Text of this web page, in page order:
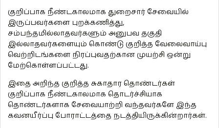
குறிப்பாக நீண்டகாலமாக துறைசார் சேவையில்
இருப்பவர்களை புறக்கணித்து,
சம்பந்தமில்லாதவர்களும் அனுபவ தகுதி
இல்லாதவர்களையும் கொண்டு குறித்த வேலைவாய்பு
வெற்றிடங்களை நிரப்புவதற்கான முயற்சி ஒன்று
மேற்கொள்ளப்பட்டது.
இதை அறிந்த குறித்த சுகாதார தொண்டர்கள்
குறிப்பாக நீண்டகாலமாக தொடர்ச்சியாக
தொண்டர்களாக சேவையாற்றி வந்தவர்களே இந்த
கவனயீர்ப்பு போராட்டத்தை நடத்தியிருக்கின்றார்கள்.